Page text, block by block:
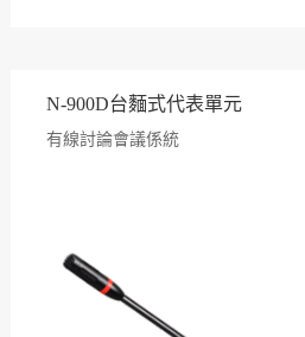
N-900D台麵式代表單元
有線討論會議係統